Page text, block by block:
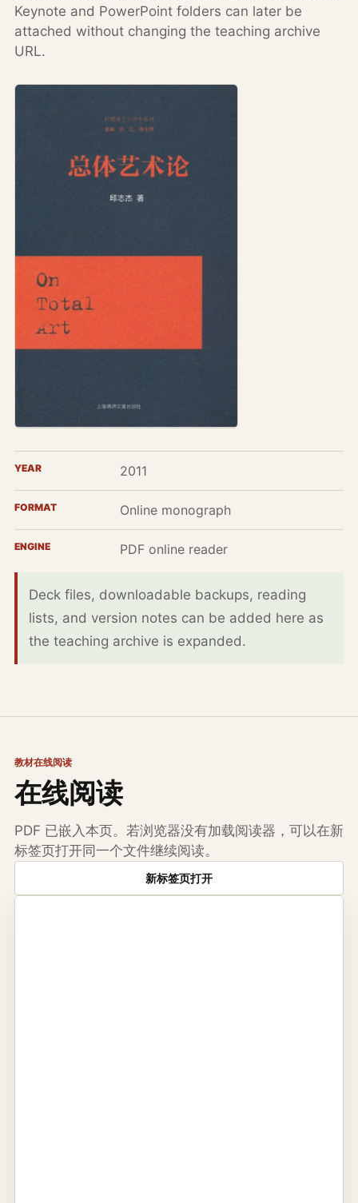
Keynote and PowerPoint folders can later be
attached without changing the teaching archive
URL.
YEAR 2011
FORMAT Online monograph
ENGINE PDF online reader
Deck files, downloadable backups, reading
lists, and version notes can be added here as
the teaching archive is expanded.
教材在线阅读
在线阅读
PDF 已嵌入本页。若浏览器没有加载阅读器，可以在新
标签页打开同一个文件继续阅读。
新标签页打开